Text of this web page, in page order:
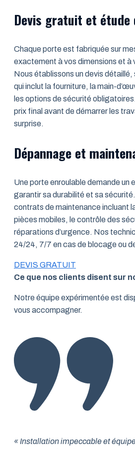
Devis gratuit et
Chaque porte est fabriquée sur
exactement à vos dimensions et
Nous établissons un devis
qui inclut la fourniture, la main-
les options de sécurité
prix final avant de démarrer les
surprise.
Dépannage et
Une porte enroulable demande un
garantir sa durabilité et sa
contrats de maintenance incluant
pièces mobiles, le contrôle des
réparations d’urgence. Nos
24/24, 7/7 en cas de blocage ou
DEVIS GRATUIT
Ce que nos clients disent sur
Notre équipe expérimentée est
vous accompagner.
« Installation impeccable et